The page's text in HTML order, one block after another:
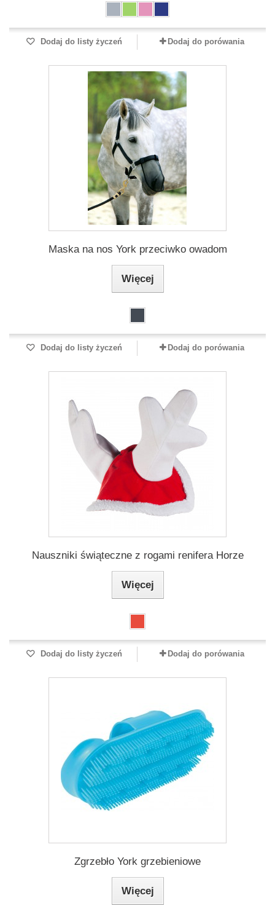
Dodaj do listy życzeń Dodaj do porówania
Maska na nos York przeciwko owadom
Więcej
Dodaj do listy życzeń Dodaj do porówania
Nauszniki świąteczne z rogami renifera Horze
Więcej
Dodaj do listy życzeń Dodaj do porówania
Zgrzebło York grzebieniowe
Więcej